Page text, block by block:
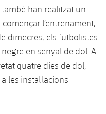
han realitzat un
l’entrenament,
dimecres, els futbolistes
en senyal de dol. A
quatre dies de dol,
les instal·lacions